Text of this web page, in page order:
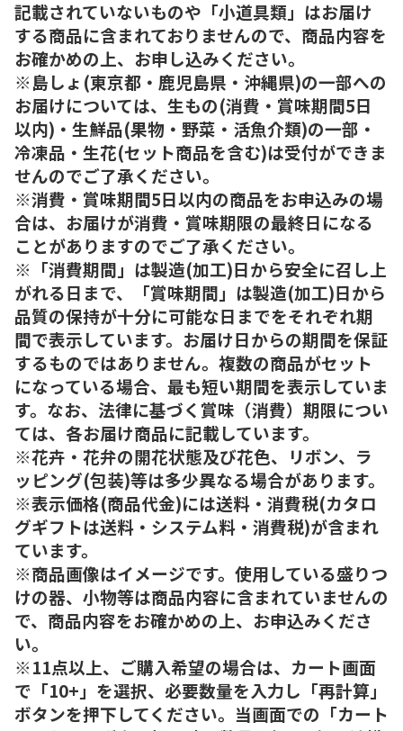
記載されていないものや「小道具類」はお届け
する商品に含まれておりませんので、商品内容を
お確かめの上、お申し込みください。
※島しょ(東京都・鹿児島県・沖縄県)の一部への
お届けについては、生もの(消費・賞味期間5日
以内)・生鮮品(果物・野菜・活魚介類)の一部・
冷凍品・生花(セット商品を含む)は受付ができま
せんのでご了承ください。
※消費・賞味期間5日以内の商品をお申込みの場
合は、お届けが消費・賞味期限の最終日になる
ことがありますのでご了承ください。
※「消費期間」は製造(加工)日から安全に召し上
がれる日まで、「賞味期間」は製造(加工)日から
品質の保持が十分に可能な日までをそれぞれ期
間で表示しています。お届け日からの期間を保証
するものではありません。複数の商品がセット
になっている場合、最も短い期間を表示していま
す。なお、法律に基づく賞味（消費）期限につい
ては、各お届け商品に記載しています。
※花卉・花弁の開花状態及び花色、リボン、ラ
ッピング(包装)等は多少異なる場合があります。
※表示価格(商品代金)には送料・消費税(カタロ
グギフトは送料・システム料・消費税)が含まれ
ています。
※商品画像はイメージです。使用している盛りつ
けの器、小物等は商品内容に含まれていませんの
で、商品内容をお確かめの上、お申込みくださ
い。
※11点以上、ご購入希望の場合は、カート画面
で「10+」を選択、必要数量を入力し「再計算」
ボタンを押下してください。当画面での「カート